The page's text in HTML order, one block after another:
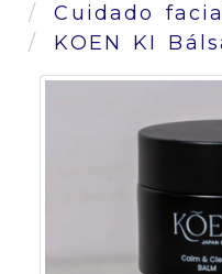
Cuidado facial
KOEN KI